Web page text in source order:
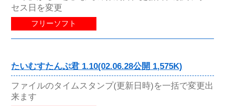
セス日を変更
フリーソフト
たいむすたんぷ君 1.10(02.06.28公開 1,575K)
ファイルのタイムスタンプ(更新日時)を一括で変更出
来ます